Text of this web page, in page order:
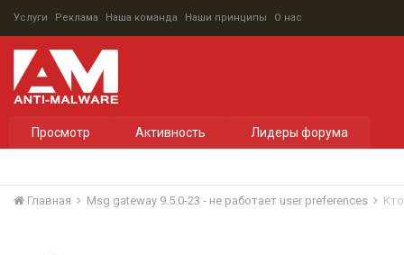
Услуги Реклама Наша команда Наши принципы О нас
Просмотр Активность Лидеры форума
Главная Msg gateway 9.5.0-23 - не работает user preferences